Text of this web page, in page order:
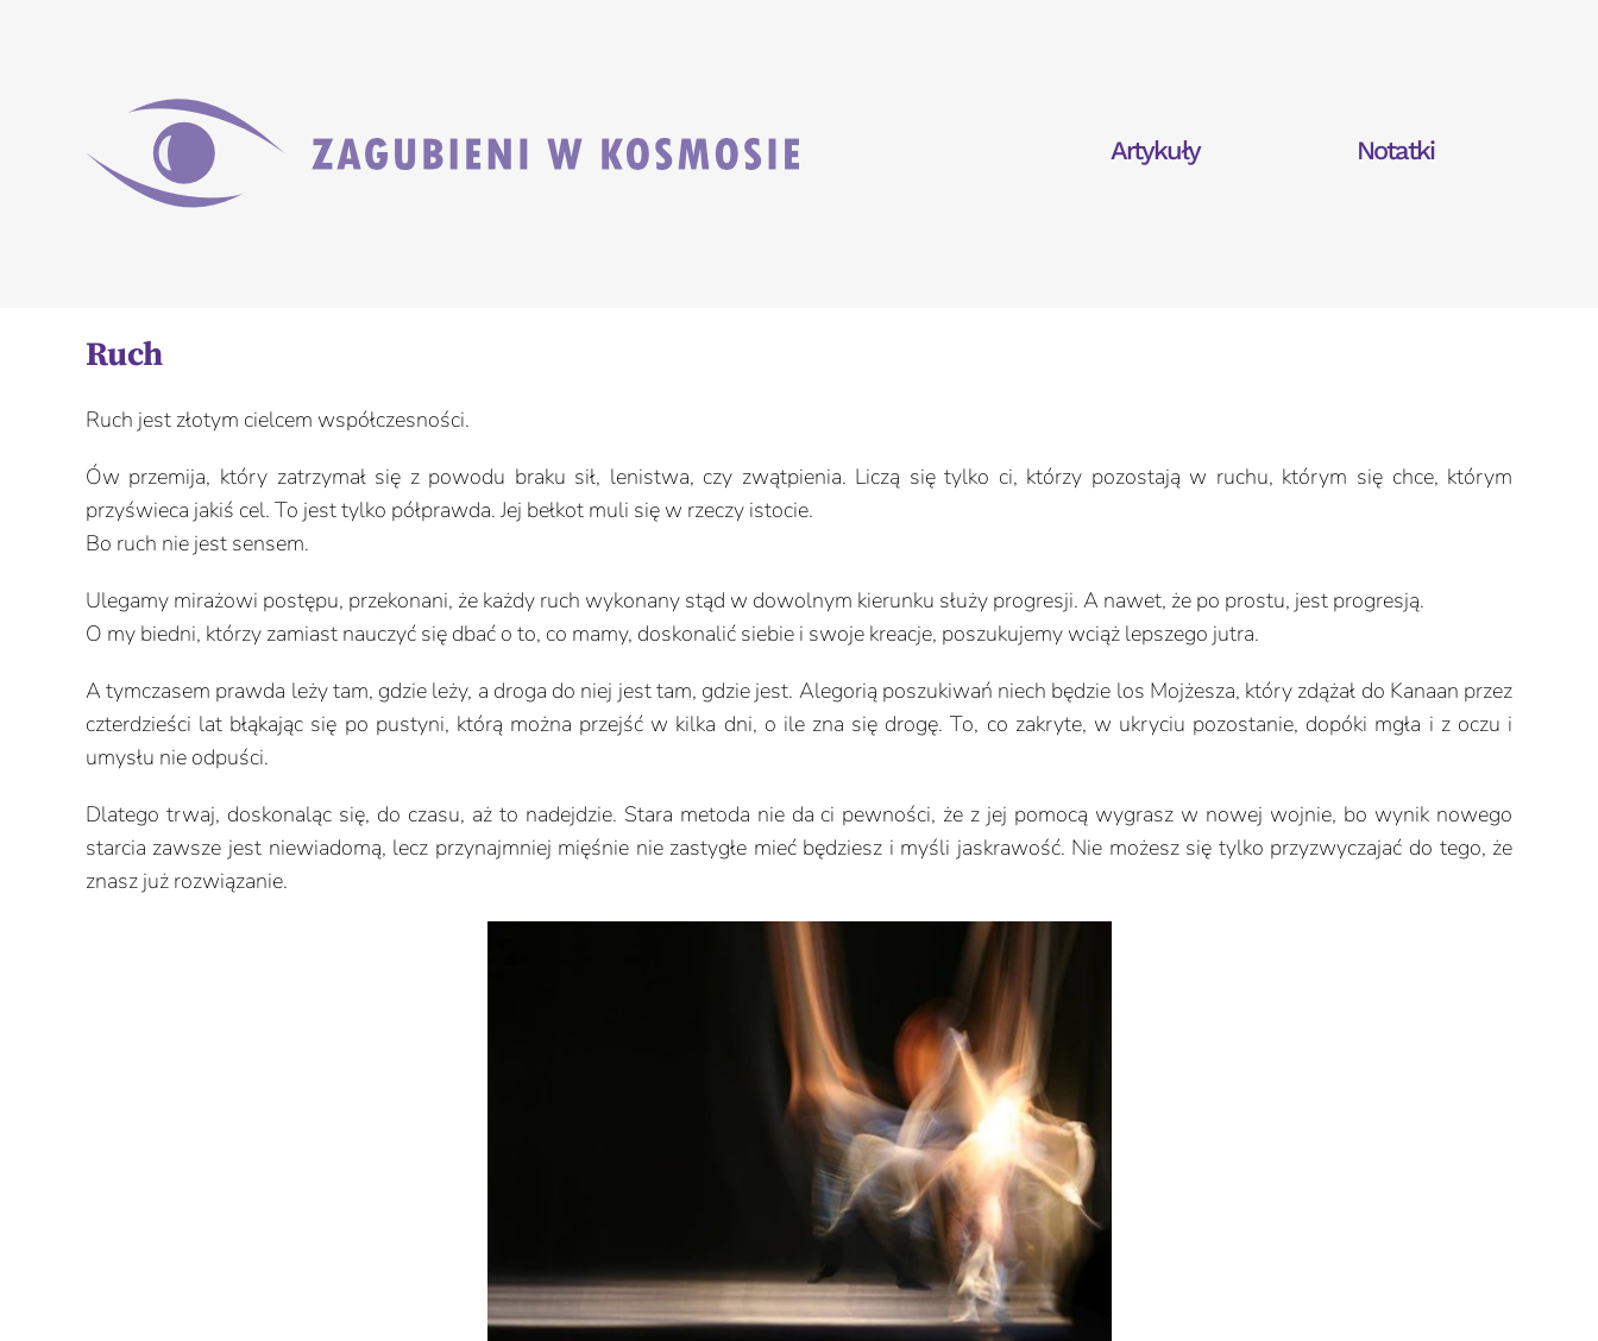
Artykuły Notatki
Ruch
Ruch jest złotym cielcem współczesności.
Ów przemija, który zatrzymał się z powodu braku sił, lenistwa, czy zwątpienia. Liczą się tylko ci, którzy pozostają w ruchu, którym się chce, którym
przyświeca jakiś cel. To jest tylko półprawda. Jej bełkot muli się w rzeczy istocie.
Bo ruch nie jest sensem.
Ulegamy mirażowi postępu, przekonani, że każdy ruch wykonany stąd w dowolnym kierunku służy progresji. A nawet, że po prostu, jest progresją.
O my biedni, którzy zamiast nauczyć się dbać o to, co mamy, doskonalić siebie i swoje kreacje, poszukujemy wciąż lepszego jutra.
A tymczasem prawda leży tam, gdzie leży, a droga do niej jest tam, gdzie jest. Alegorią poszukiwań niech będzie los Mojżesza, który zdążał do Kanaan przez
czterdzieści lat błąkając się po pustyni, którą można przejść w kilka dni, o ile zna się drogę. To, co zakryte, w ukryciu pozostanie, dopóki mgła i z oczu i
umysłu nie odpuści.
Dlatego trwaj, doskonaląc się, do czasu, aż to nadejdzie. Stara metoda nie da ci pewności, że z jej pomocą wygrasz w nowej wojnie, bo wynik nowego
starcia zawsze jest niewiadomą, lecz przynajmniej mięśnie nie zastygłe mieć będziesz i myśli jaskrawość. Nie możesz się tylko przyzwyczajać do tego, że
znasz już rozwiązanie.